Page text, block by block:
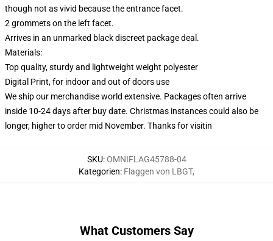
though not as vivid because the entrance facet.
2 grommets on the left facet.
Arrives in an unmarked black discreet package deal.
Materials:
Top quality, sturdy and lightweight weight polyester
Digital Print, for indoor and out of doors use
We ship our merchandise world extensive. Packages often arrive
inside 10-24 days after buy date. Christmas instances could also be
longer, higher to order mid November. Thanks for visitin
SKU:OMNIFLAG45788-04
Kategorien: Flaggen von LBGT,
What Customers Say